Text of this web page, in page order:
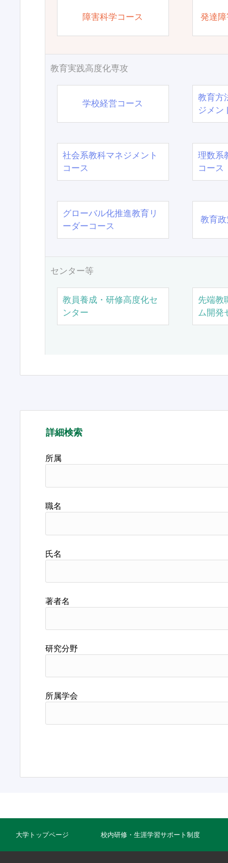
障害科学コース 発達
教育実践高度化専攻
学校経営コース
教育方
ジメン
社会系教科マネジメント
コース
理数系
コース
グローバル化推進教育リ
ーダーコース
教育
センター等
教員養成・研修高度化セ
ンター
先端教
ム開発
詳細検索
所属
職名
氏名
著者名
研究分野
所属学会
大学トップページ 校内研修・生涯学習サポート制度